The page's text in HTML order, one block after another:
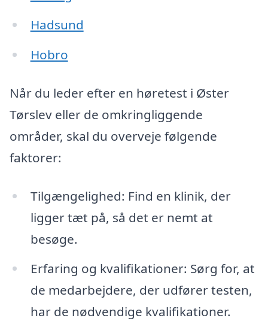
Hadsund
Hobro
Når du leder efter en høretest i Øster
Tørslev eller de omkringliggende
områder, skal du overveje følgende
faktorer:
Tilgængelighed: Find en klinik, der
ligger tæt på, så det er nemt at
besøge.
Erfaring og kvalifikationer: Sørg for, at
de medarbejdere, der udfører testen,
har de nødvendige kvalifikationer.